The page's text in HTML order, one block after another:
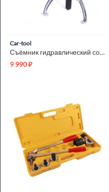
Car-tool
Съёмник гидравлический со встроенным насосом 5 т Car-Tool CT-...
9 990₽